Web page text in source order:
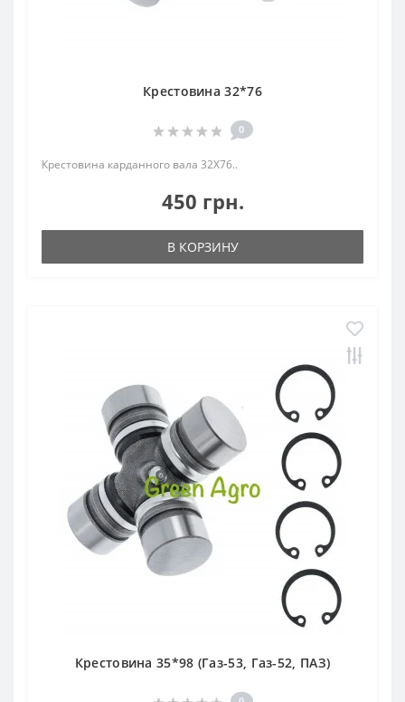
Крестовина 32*76
0
Крестовина карданного вала 32Х76..
450 грн.
В КОРЗИНУ
Крестовина 35*98 (Газ-53, Газ-52, ПАЗ)